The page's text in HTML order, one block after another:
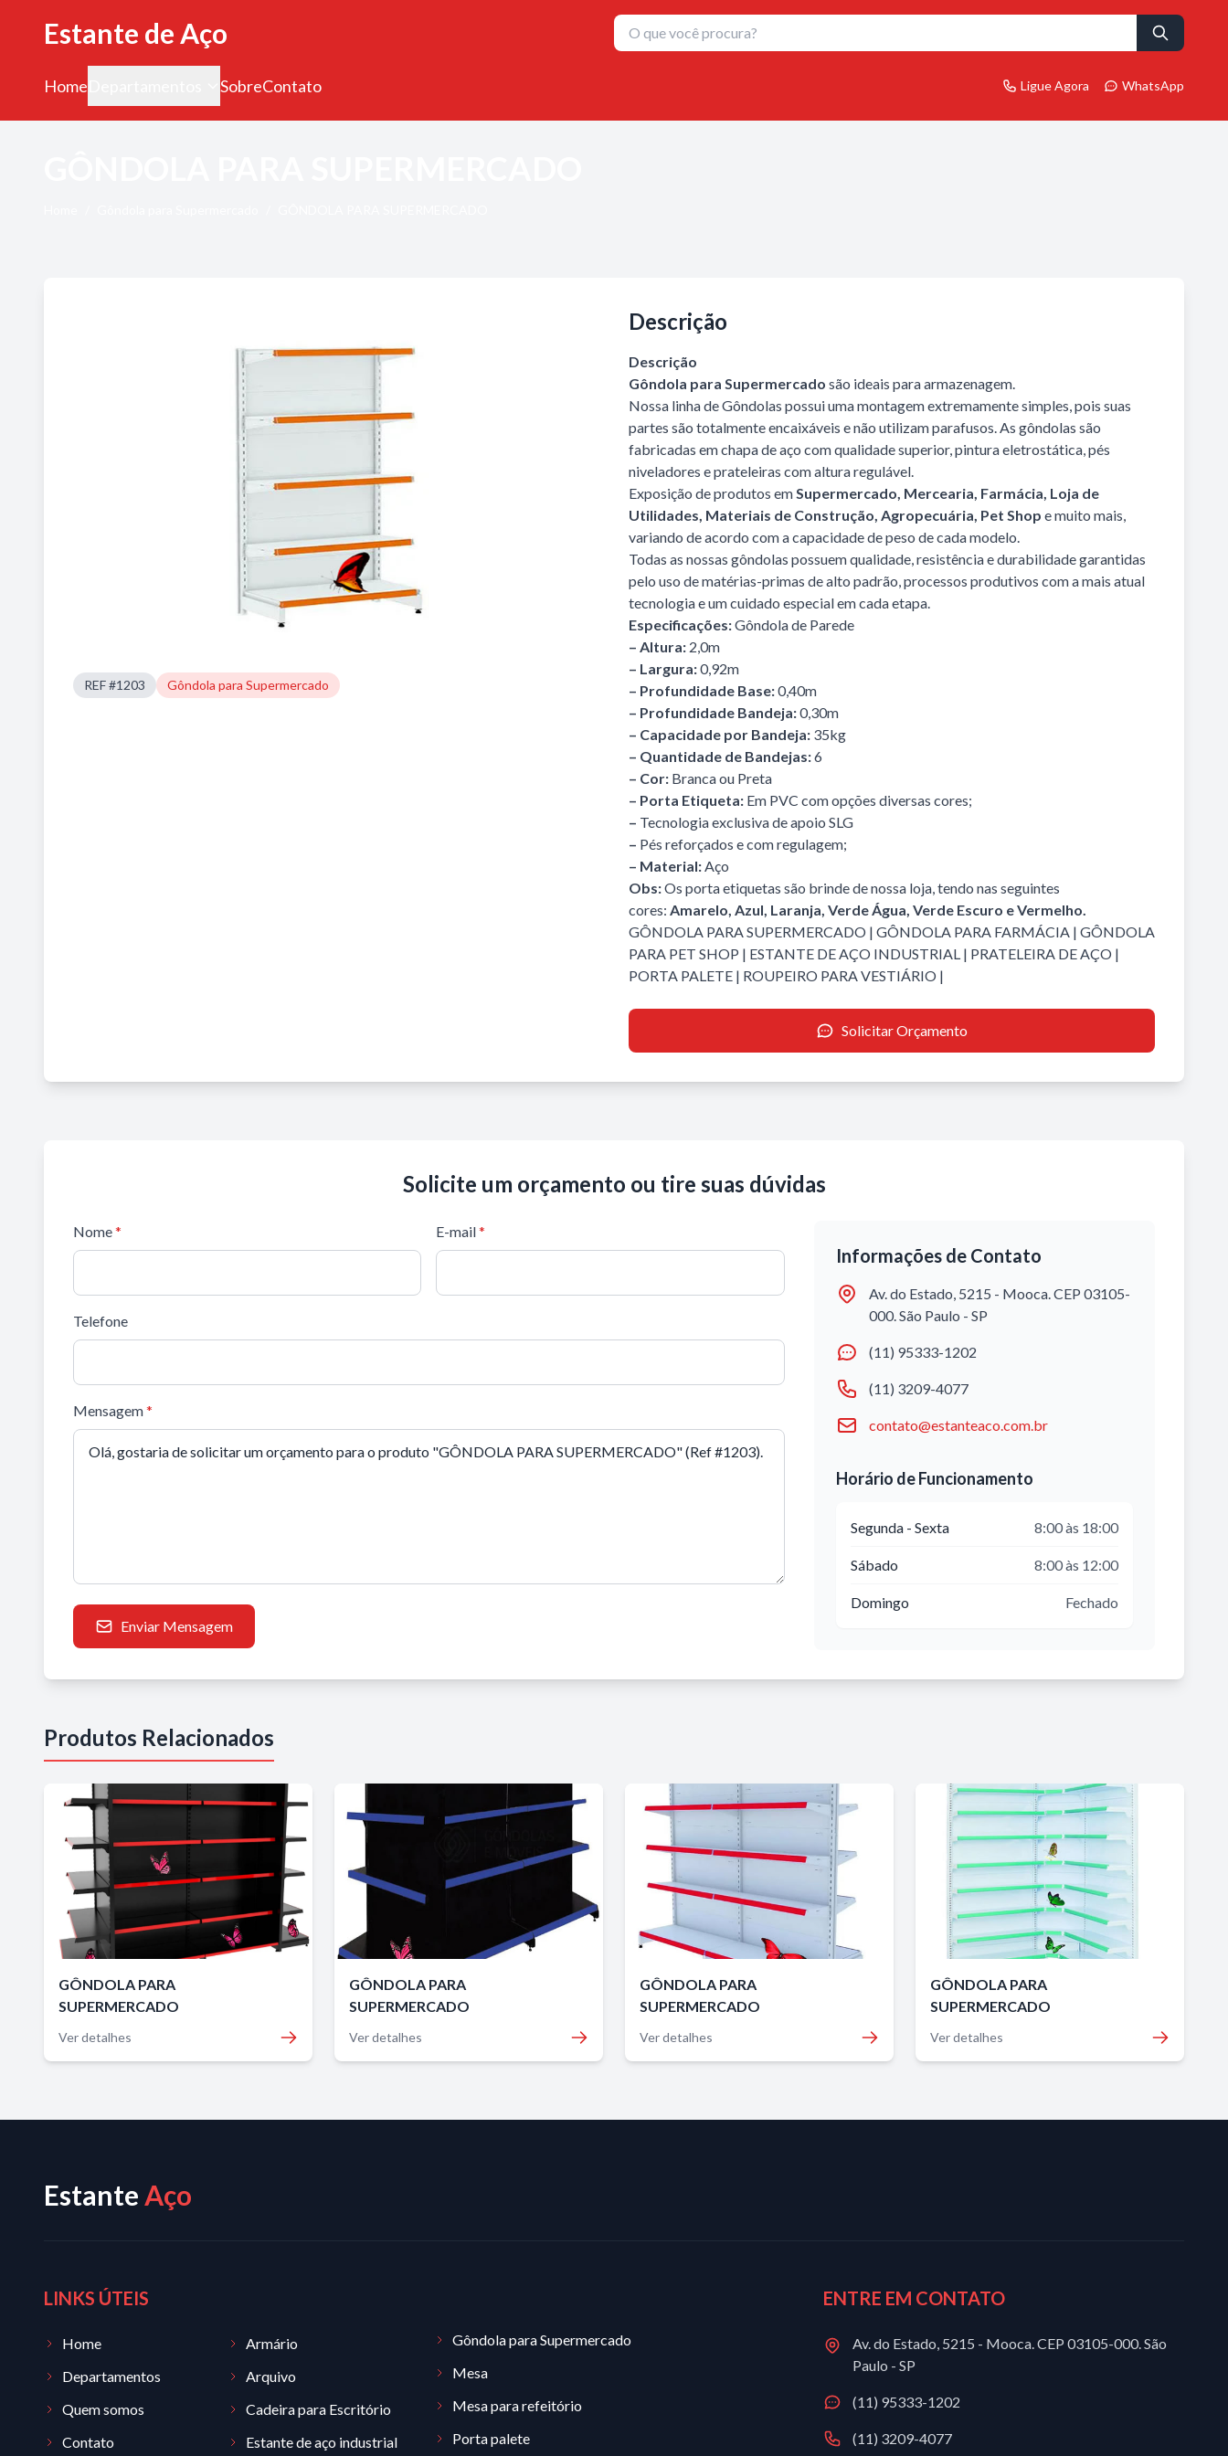
Estante de Aço
Home SobreContato Ligue Agora WhatsApp
REF #1203 Gôndola para Supermercado
Descrição
Descrição
Gôndola para Supermercado são ideais para armazenagem.
Nossa linha de Gôndolas possui uma montagem extremamente simples, pois suas
partes são totalmente encaixáveis e não utilizam parafusos. As gôndolas são
fabricadas em chapa de aço com qualidade superior, pintura eletrostática, pés
niveladores e prateleiras com altura regulável.
Exposição de produtos emSupermercado, Mercearia, Farmácia, Loja de
Utilidades, Materiais de Construção, Agropecuária, Pet Shop e muito mais,
variando de acordo com a capacidade de peso de cada modelo.
Todas as nossas gôndolas possuem qualidade, resistência e durabilidade garantidas
pelo uso de matérias-primas de alto padrão, processos produtivos com a mais atual
tecnologia e um cuidado especial em cada etapa.
Especificações:Gôndola de Parede
– Altura: 2,0m
– Largura:0,92m
– Profundidade Base:0,40m
– Profundidade Bandeja:0,30m
– Capacidade por Bandeja: 35kg
– Quantidade de Bandejas:6
– Cor: Branca ou Preta
– Porta Etiqueta: Em PVC com opções diversas cores;
– Tecnologia exclusiva de apoio SLG
– Pés reforçados e com regulagem;
– Material:Aço
Obs:Os porta etiquetas são brinde de nossa loja, tendo nas seguintes
cores: Amarelo, Azul, Laranja, Verde Água, Verde Escuro e Vermelho.
GÔNDOLA PARA SUPERMERCADO | GÔNDOLA PARA FARMÁCIA | GÔNDOLA
PARA PET SHOP | ESTANTE DE AÇO INDUSTRIAL | PRATELEIRA DE AÇO |
PORTA PALETE | ROUPEIRO PARA VESTIÁRIO |
Solicitar Orçamento
Solicite um orçamento ou tire suas dúvidas
Nome* E-mail*
Telefone
Mensagem*
Enviar Mensagem
Informações de Contato
Av. do Estado, 5215 - Mooca. CEP 03105-
000. São Paulo - SP
(11) 95333-1202
(11) 3209-4077
contato@estanteaco.com.br
Horário de Funcionamento
Segunda - Sexta 8:00 às 18:00
Sábado 8:00 às 12:00
Domingo Fechado
Produtos Relacionados
GÔNDOLA PARA
SUPERMERCADO
Ver detalhes
GÔNDOLA PARA
SUPERMERCADO
Ver detalhes
GÔNDOLA PARA
SUPERMERCADO
Ver detalhes
GÔNDOLA PARA
SUPERMERCADO
Ver detalhes
Estante Aço
LINKS ÚTEIS
Home
Departamentos
Quem somos
Contato
Armário
Arquivo
Cadeira para Escritório
Estante de aço industrial
Gôndola para Supermercado
Mesa
Mesa para refeitório
Porta palete
ENTRE EM CONTATO
Av. do Estado, 5215 - Mooca. CEP 03105-000. São
Paulo - SP
(11) 95333-1202
(11) 3209-4077